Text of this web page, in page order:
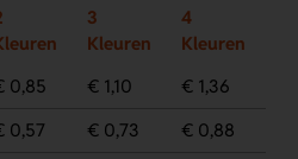
3
Kleuren
4
Kleuren
0,85 € 1,10
€ 1,36
0,57 € 0,73
€ 0,88